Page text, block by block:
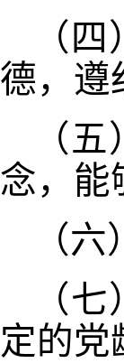
（
德，遵
（
念，能
（
（
定的党